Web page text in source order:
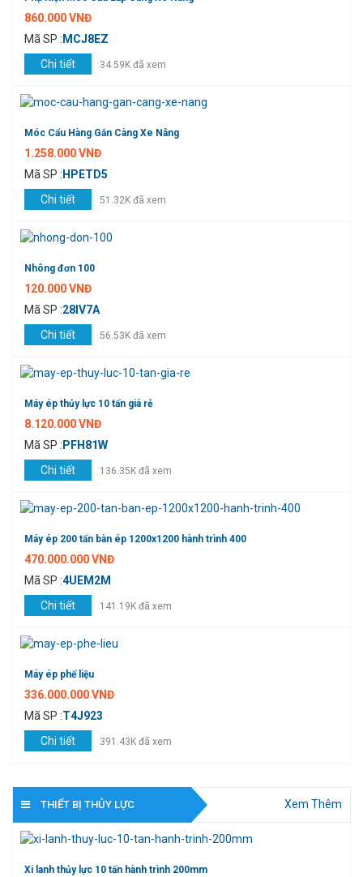
860.000 VNĐ
Mã SP : MCJ8EZ
Chi tiết
34.59K đã xem
Móc Cẩu Hàng Gắn Càng Xe Nâng
1.258.000 VNĐ
Mã SP : HPETD5
Chi tiết
51.32K đã xem
Nhông đơn 100
120.000 VNĐ
Mã SP :28IV7A
Chi tiết
56.53K đã xem
Máy ép thủy lực 10 tấn giá rẻ
8.120.000 VNĐ
Mã SP : PFH81W
Chi tiết
136.35K đã xem
Máy ép 200 tấn bàn ép 1200x1200 hành trình 400
470.000.000 VNĐ
Mã SP :4UEM2M
Chi tiết
141.19K đã xem
Máy ép phế liệu
336.000.000 VNĐ
Mã SP :T4J923
Chi tiết
391.43K đã xem
THIẾT BỊ THỦY LỰC Xem Thêm
Xi lanh thủy lực 10 tấn hành trình 200mm